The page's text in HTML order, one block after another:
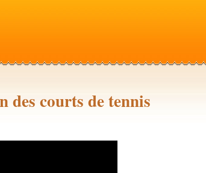
des courts de tennis